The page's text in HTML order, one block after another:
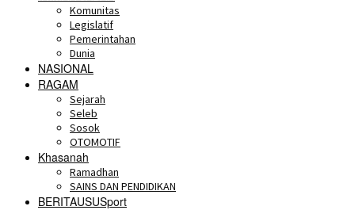
Komunitas
Legislatif
Pemerintahan
Dunia
NASIONAL
RAGAM
Sejarah
Seleb
Sosok
OTOMOTIF
Khasanah
Ramadhan
SAINS DAN PENDIDIKAN
BERITAUSUSport